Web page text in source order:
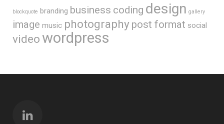
blockquote branding business coding design gallery
image music photography post format social
videowordpress